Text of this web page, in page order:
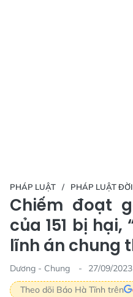
PHÁP LUẬT PHÁP LUẬT
Chiếm đoạt
của 151 bị hại,
lĩnh án chung
Dương - Chung
27/09/
Theo dõi Báo Hà Tĩnh trên